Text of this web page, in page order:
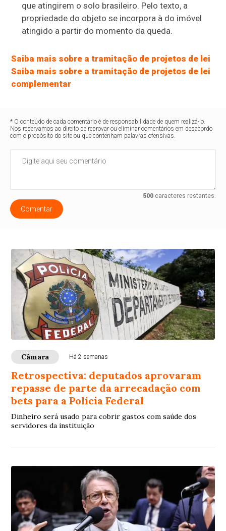
que atingirem o solo brasileiro. Pelo texto, a
propriedade do objeto se incorpora à do imóvel
atingido a partir do momento da queda.
Saiba mais sobre a tramitação de projetos de lei
Saiba mais sobre a tramitação de projetos de lei
complementar
* O conteúdo de cada comentário é de responsabilidade de quem realizá-lo.
Nos reservamos ao direito de reprovar ou eliminar comentários em desacordo
com o propósito do site ou que contenham palavras ofensivas.
500caracteres restantes.
Comentar
Câmara Há 2 semanas
Retrospectiva: deputados aprovaram
repasse de parte da arrecadação com
bets para a Polícia Federal
Dinheiro será usado para cobrir gastos com saúde dos
servidores da instituição